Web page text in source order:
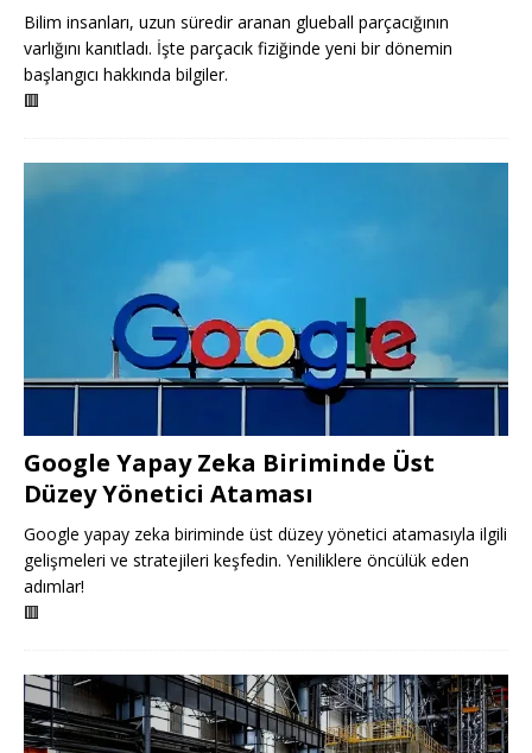
Bilim insanları, uzun süredir aranan glueball parçacığının
varlığını kanıtladı. İşte parçacık fiziğinde yeni bir dönemin
başlangıcı hakkında bilgiler.
🟥
Google Yapay Zeka Biriminde Üst
Düzey Yönetici Ataması
Google yapay zeka biriminde üst düzey yönetici atamasıyla ilgili
gelişmeleri ve stratejileri keşfedin. Yeniliklere öncülük eden
adımlar!
🟥